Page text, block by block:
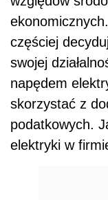
częściej
swojej
napędem
skorzystać z
podatkowych.
elektryki w